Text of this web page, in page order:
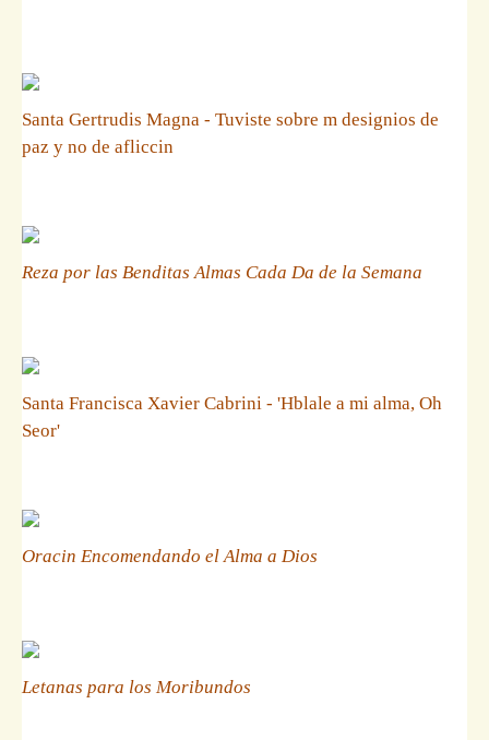
Santa Gertrudis Magna - Tuviste sobre m designios de
paz y no de afliccin
Reza por las Benditas Almas Cada Da de la Semana
Santa Francisca Xavier Cabrini - 'Hblale a mi alma, Oh
Seor'
Oracin Encomendando el Alma a Dios
Letanas para los Moribundos